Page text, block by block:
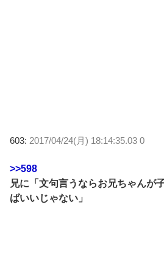
603: 2017/04/24(月) 18:14:35.03 0
>>598
兄に「文句言うならお兄ちゃんが
ばいいじゃない」